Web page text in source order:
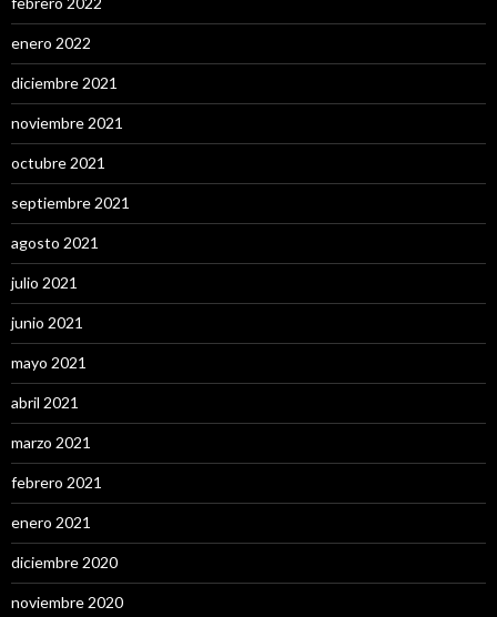
enero 2022
diciembre 2021
noviembre 2021
octubre 2021
septiembre 2021
agosto 2021
julio 2021
junio 2021
mayo 2021
abril 2021
marzo 2021
febrero 2021
enero 2021
diciembre 2020
noviembre 2020